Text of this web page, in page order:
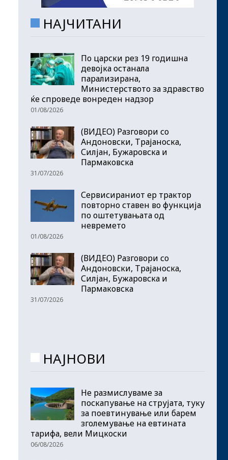
НАЈЧИТАНИ
По царски рез 19 годишна
девојка останала
парализирана,
Министерството за здравство
ќе спроведе вонреден надзор
01/08/2026
(ВИДЕО) Разговори со
Андоновски, Трајаноска,
Силјан, Бужаровска и
Пармаковска
31/07/2026
Сервисираниот ер трактор
повторно ставен во функција
по оштетувањата од
невремето
01/08/2026
(ВИДЕО) Разговори со
Андоновски, Трајаноска,
Силјан, Бужаровска и
Пармаковска
31/07/2026
НАЈНОВИ
Не размислуваме за
поскапување на струјата, туку
за поевтинување или барем
зголемување на евтината
тарифа, вели Мицкоски
06/08/2026